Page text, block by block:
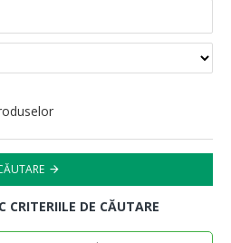
CRITERIILE DE CĂUTARE